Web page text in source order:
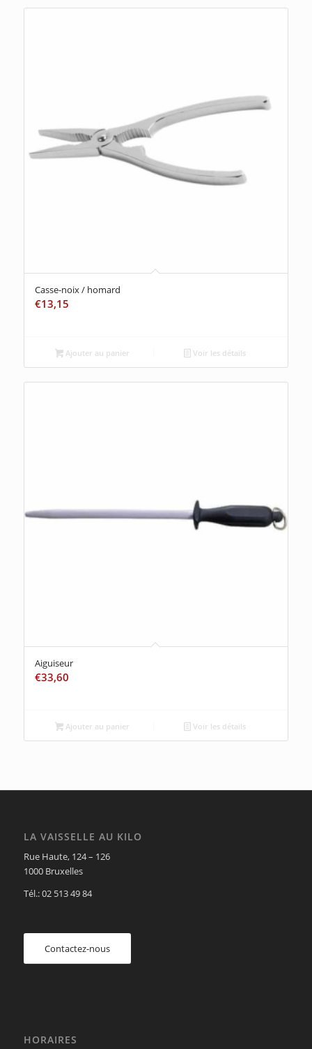
Casse-noix / homard
€13,15
Ajouter au panier Voir les détails
Aiguiseur
€33,60
Ajouter au panier Voir les détails
LA VAISSELLE AU KILO
Rue Haute, 124 – 126
1000 Bruxelles
Tél.: 02 513 49 84
Contactez-nous
HORAIRES